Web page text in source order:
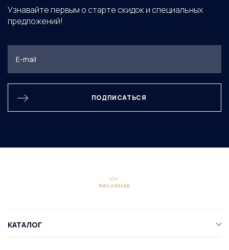
Узнавайте первым о старте скидок и специальных
предложений!
ПОДПИСАТЬСЯ
КАТАЛОГ